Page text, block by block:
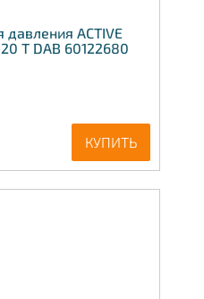
ACTIVE
T DAB 60122680
КУПИТЬ